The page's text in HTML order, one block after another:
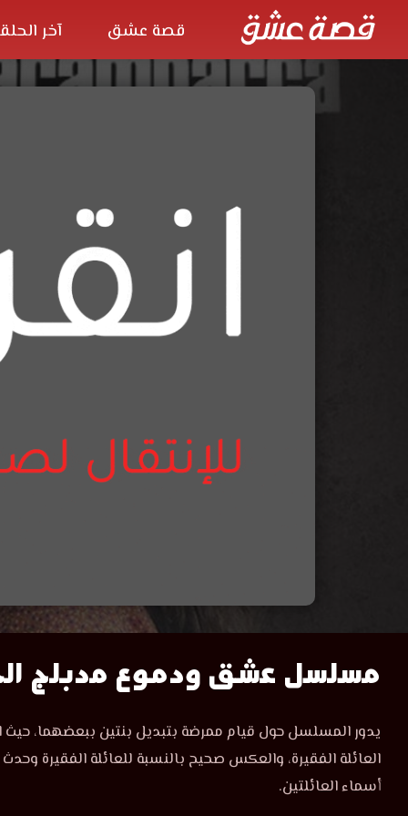
قصة عشق آخر
مشاهدة
مسلسل
عشق
مسلسل عشق ودموع مدبلج
مسلسل
عشق
ودموع
الحلقة
يدور المسلسل حول قيام ممرضة بتبديل بنتين ببعضهما، حيث
العائلة الفقيرة، والعكس صحيح بالنسبة للعائلة الفقيرة
أسماء العائلتين.